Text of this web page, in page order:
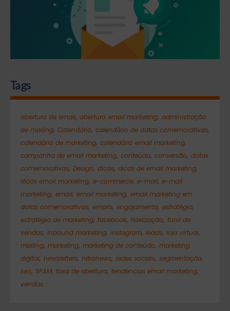
Tags
abertura de email, abertura email marketing, administração
de mailing, Calendário, calendário de datas comemorativas,
calendário de marketing, calendário email marketing,
campanha de email marketing, conteúdo, conversão, datas
comemorativas, Design, dicas, dicas de email marketing,
dicas email marketing, e-commerce, e-mail, e-mail
marketing, email, email marketing, email marketing em
datas comemorativas, emails, engajamento, estratégia,
estratégia de marketing, facebook, fidelização, funil de
vendas, inbound marketing, instagram, leads, loja virtual,
mailing, marketing, marketing de conteúdo, marketing
digital, newsletters, nitronews, redes sociais, segmentação,
seo, SPAM, taxa de abertura, tendências email marketing,
vendas